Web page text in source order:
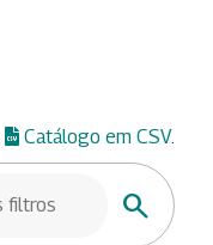
Catálogo em CSV.
Buscar